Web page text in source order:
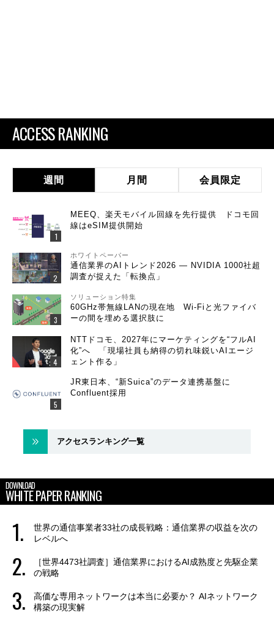
ACCESS RANKING
週間 月間 会員限定
MEEQ、楽天モバイル回線を先行提供 ドコモ回
線はeSIM提供開始
ホワイトペーパー
通信業界のAIトレンド2026 ― NVIDIA 1000社超
調査が捉えた「転換点」
ソリューション特集
60GHz帯無線LANの現在地 Wi-Fiと光ファイバ
ーの間を埋める選択肢に
NTTドコモ、2027年にマーケティングを“フルAI
化”へ 「現場社員も納得の切れ味鋭いAIエージ
ェント作る」
JR東日本、“新Suica”のデータ連携基盤に
Confluent採用
アクセスランキング一覧
DOWNLOAD
WHITE PAPER RANKING
世界の通信事業者33社の成長戦略：通信業界の収益を次の
レベルへ
［世界4473社調査］通信業界におけるAI成熟度と先駆企業
の戦略
高価な専用ネットワークは本当に必要か？ AIネットワーク
構築の現実解